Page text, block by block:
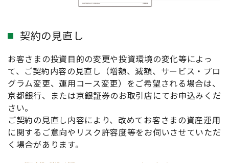
契約の見直し
お客さまの投資目的の変更や投資環境の変化等によっ
て、ご契約内容の見直し（増額、減額、サービス・プロ
グラム変更、運用コース変更）をご希望される場合は、
京都銀行、または京銀証券のお取引店にてお申込みくだ
さい。
ご契約の見直し内容により、改めてお客さまの資産運用
に関するご意向やリスク許容度等をお伺いさせていただ
く場合があります。